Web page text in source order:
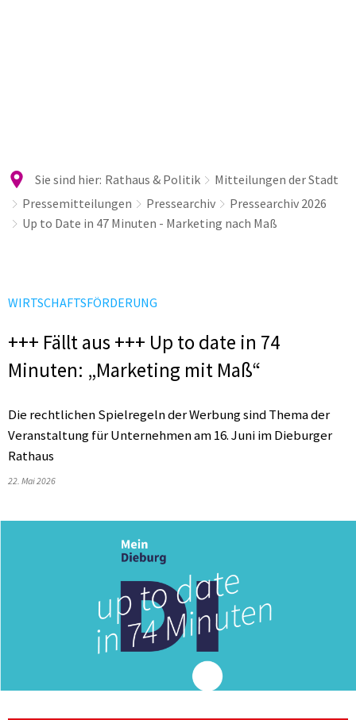
Sie sind hier: Rathaus & Politik
Mitteilungen der Stadt
Pressemitteilungen
Pressearchiv
Pressearchiv 2026
Up to Date in 47 Minuten - Marketing nach Maß
WIRTSCHAFTSFÖRDERUNG
+++ Fällt aus +++ Up to date in 74
Minuten: „Marketing mit Maß“
Die rechtlichen Spielregeln der Werbung sind Thema der
Veranstaltung für Unternehmen am 16. Juni im Dieburger
Rathaus
22. Mai 2026